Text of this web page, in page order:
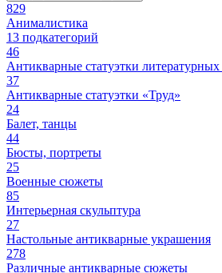
829
Анималистика
13 подкатегорий
46
Антикварные статуэтки
37
Антикварные статуэтки «Труд»
24
Балет, танцы
44
Бюсты, портреты
25
Военные сюжеты
85
Интерьерная скульптура
27
Настольные антикварные украшения
278
Различные антикварные сюжеты